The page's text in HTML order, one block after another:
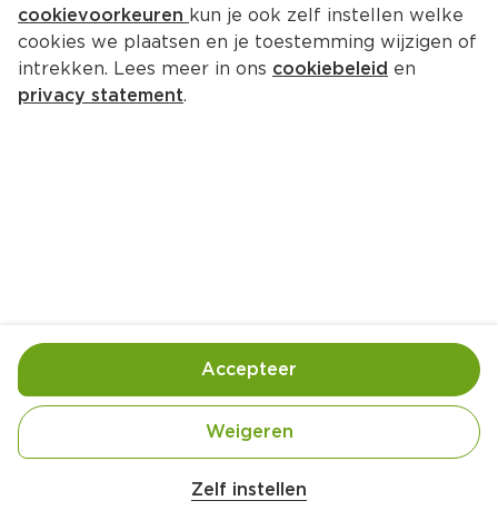
GIJS Karamelcake 400G
Per Zak 400 g  (per kilo €11.98)
Gebruik- en bewaarinstructies
Droog en donker bewaren.
cookievoorkeuren kun je ook zelf instellen welke
cookies we plaatsen en je toestemming wijzigen of
intrekken. Lees meer in ons cookiebeleid en
privacy statement.
Zelf instellen
Weigeren
Accepteer